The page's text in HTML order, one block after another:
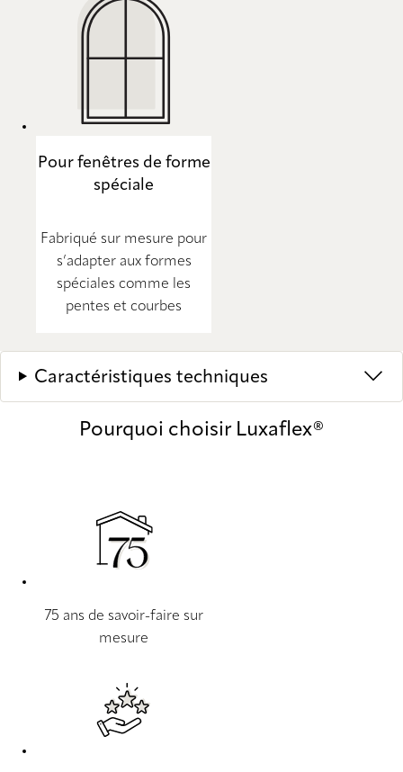
Pour fenêtres de forme
spéciale
Fabriqué sur mesure pour
s’adapter aux formes
spéciales comme les
pentes et courbes
Caractéristiques techniques
Pourquoi choisir Luxaflex®
75 ans de savoir-faire sur
mesure